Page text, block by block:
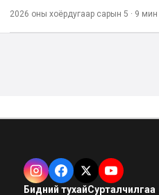
2026 оны хоёрдугаар сарын 5 · 9 мин
Бидний тухайСурталчилгаа